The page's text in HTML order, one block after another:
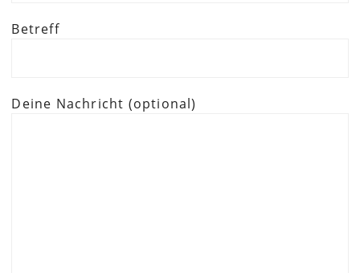
Betreff
Deine Nachricht (optional)